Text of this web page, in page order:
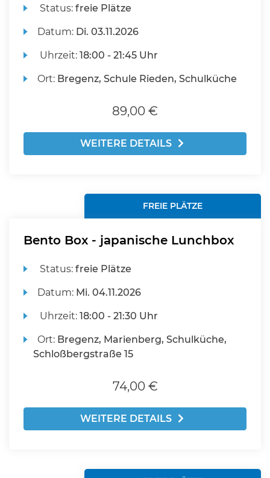
Status:freie Plätze
Datum: Di. 03.11.2026
Uhrzeit:18:00 - 21:45 Uhr
Ort: Bregenz, Schule Rieden, Schulküche
89,00 €
WEITERE DETAILS
FREIE PLÄTZE
Bento Box - japanische Lunchbox
Status:freie Plätze
Datum: Mi. 04.11.2026
Uhrzeit:18:00 - 21:30 Uhr
Ort: Bregenz, Marienberg, Schulküche,
Schloßbergstraße 15
74,00 €
WEITERE DETAILS